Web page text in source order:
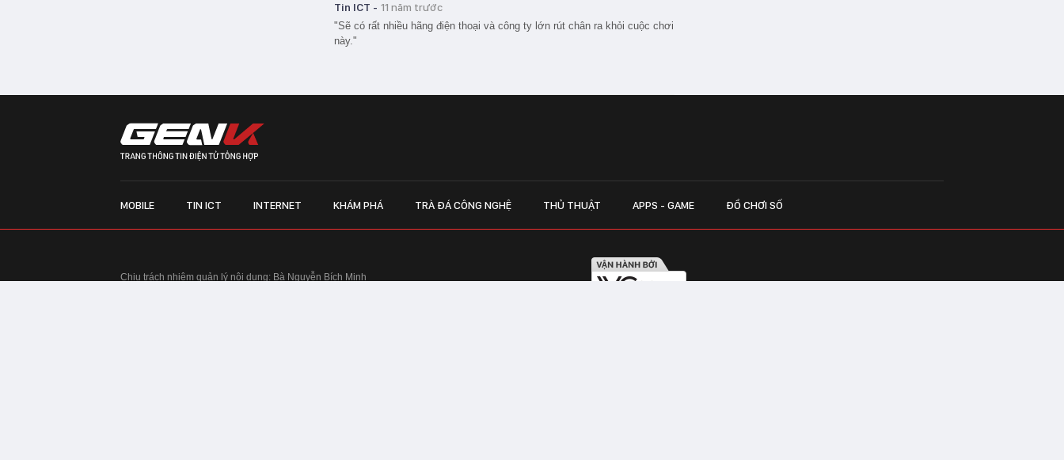
Tin ICT - 11 năm trước
"Sẽ có rất nhiều hãng điện thoại và công ty lớn rút chân ra khỏi cuộc chơi
này."
MOBILE TIN ICT INTERNET KHÁM PHÁ TRÀ ĐÁ CÔNG NGHỆ THỦ THUẬT APPS - GAME ĐỒ CHƠI SỐ
Chịu trách nhiệm quản lý nội dung: Bà Nguyễn Bích Minh